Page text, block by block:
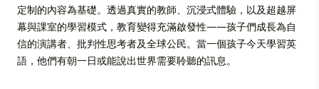
定制的內容為基礎。透過真實的教師、沉浸式體驗，以及超越屏
幕與課室的學習模式，教育變得充滿啟發性——孩子們成長為自
信的演講者、批判性思考者及全球公民。當一個孩子今天學習英
語，他們有朝一日或能說出世界需要聆聽的訊息。